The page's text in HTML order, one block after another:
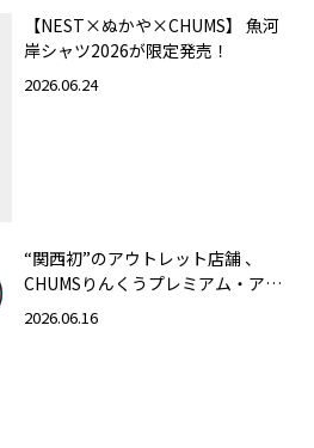
【NEST×ぬかや×CHUMS】 魚河
岸シャツ2026が限定発売！
2026.06.24
“関西初”のアウトレット店舗 、
CHUMSりんくうプレミアム・アウ
トレット店 2026年7月17日（金）
2026.06.16